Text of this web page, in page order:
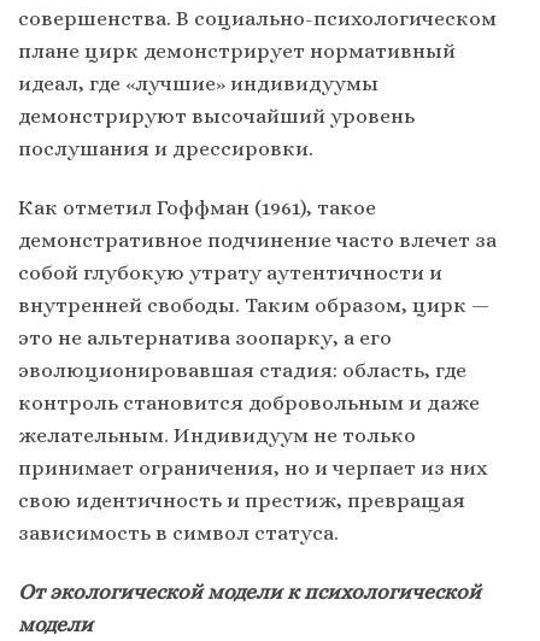
совершенства. В социально-психологическом
плане цирк демонстрирует нормативный
идеал, где «лучшие» индивидуумы
демонстрируют высочайший уровень
послушания и дрессировки.
Как отметил Гоффман (1961), такое
демонстративное подчинение часто влечет за
собой глубокую утрату аутентичности и
внутренней свободы. Таким образом, цирк —
это не альтернатива зоопарку, а его
эволюционировавшая стадия: область, где
контроль становится добровольным и даже
желательным. Индивидуум не только
принимает ограничения, но и черпает из них
свою идентичность и престиж, превращая
зависимость в символ статуса.
От экологической модели к психологической
модели